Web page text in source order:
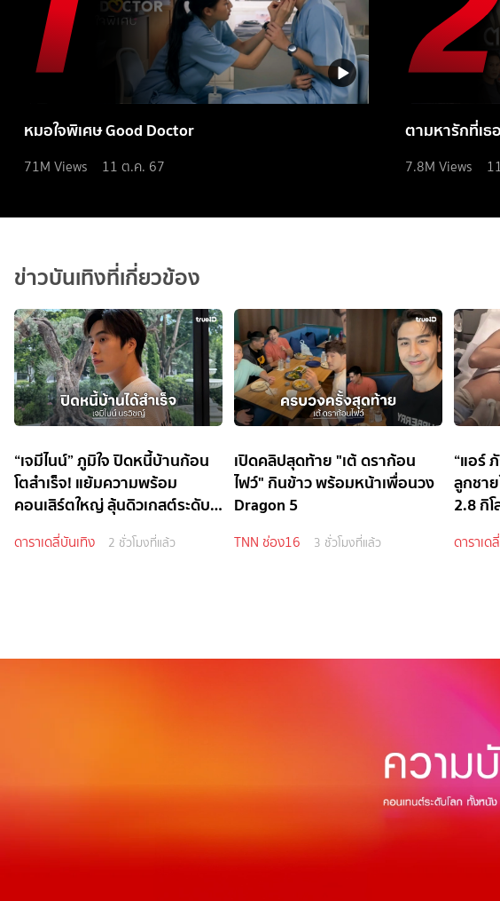
หมอใจพิเศษ Good Doctor
71M Views 11 ต.ค. 67
ตามหารักที่เธ
7.8M Views
ข่าวบันเทิงที่เกี่ยวข้อง
“เจมีไนน์” ภูมิใจ ปิดหนี้บ้านก้อน
โตสำเร็จ! แย้มความพร้อม
คอนเสิร์ตใหญ่ ลุ้นดิวเกสต์ระดับ
ดาราเดลี่บันเทิง 2 ชั่วโมงที่แล้ว
เปิดคลิปสุดท้าย "เต้ ดราก้อน
ไฟว์" กินข้าว พร้อมหน้าเพื่อนวง
Dragon 5
TNN ช่อง16 3 ชั่วโมงที่แล้ว
“แอร์
ลูกชา
2.8 กิโ
ดาราเด